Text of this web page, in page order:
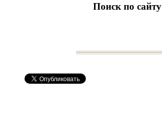
Поиск по сайту